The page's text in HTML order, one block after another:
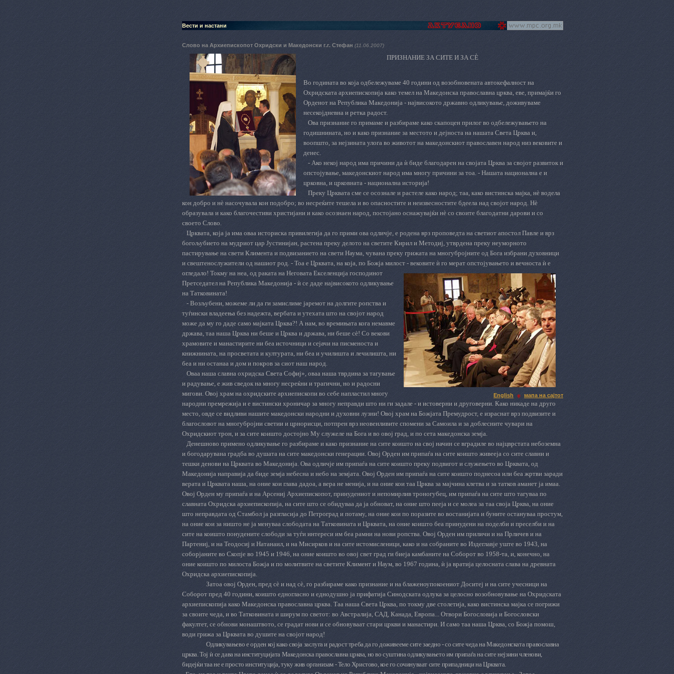
Вести и настани
Слово на Архиепископот Охридски и Македонски г.г. Стефан (11.06.2007)
ПРИЗНАНИЕ ЗА СИТЕ И ЗА СÈ
Во годината во која одбележуваме 40 години од возобновената автокефалност на
Охридската архиепископија како темел на Македонска православна црква, еве, примајќи го
Орденот на Република Македонија - највисокото државно одликување, доживуваме
несекојдневна и ретка радост.
Ова признание го примаме и разбираме како скапоцен прилог во одбележувањето на
годишнината, но и како признание за местото и дејноста на нашата Света Црква и,
воопшто, за нејзината улога во животот на македонскиот православен народ низ вековите и
денес.
- Ако некој народ има причини да ѝ биде благодарен на својата Црква за својот развиток и
опстојување, македонскиот народ има многу причини за тоа. - Нашата национална е и
црковна, и црковната - национална историја!
Преку Црквата сме се осознале и растеле како народ; таа, како вистинска мајка, нѐ водела
кон добро и нѐ насочувала кон подобро; во несреќите тешела и во опасностите и неизвесностите бдеела над својот народ. Нѐ
образувала и како благочестиви христијани и како осознаен народ, постојано оснажувајќи нѐ со своите благодатни дарови и со
своето Слово.
Црквата, која ја има оваа историска привилегија да го прими ова одличје, е родена врз проповедта на светиот апостол Павле и врз
богољубието на мудриот цар Јустинијан, растена преку делото на светите Кирил и Методиј, утврдена преку неуморното
пастирување на свети Климента и подвизанието на свети Наума, чувана преку грижата на многубројните од Бога избрани духовници
и свештенослужители од нашиот род. - Тоа е Црквата, на која, по Божја милост - вековите ѝ го мерат опстојувањето и вечноста ѝ е
огледало! Токму на неа, од раката на Неговата Екселенција господинот
Претседател на Република Македонија - ѝ се даде највисокото одликување
на Татковината!
- Возљубени, можеме ли да ги замислиме јаремот на долгите ропства и
туѓински владеења без надежта, вербата и утехата што на својот народ
може да му го даде само мајката Црква?! А нам, во времињата кога немавме
држава, таа наша Црква ни беше и Црква и држава, ни беше сѐ! Со векови
храмовите и манастирите ни беа источници и сејачи на писменоста и
книжнината, на просветата и културата, ни беа и училишта и лечилишта, ни
беа и ни останаа и дом и покров за сиот наш народ.
Оваа наша славна охридска Света Софиј», оваа наша тврдина за тагување
и радување, е жив сведок на многу несреќни и трагични, но и радосни
мигови. Овој храм на охридските архиепископи во себе напластил многу
народни премрежија и е вистински хроничар за многу неправди што ни ги задале - и истоверни и друговерни. Како никаде на друго
место, овде се видливи нашите македонски народни и духовни лузни! Овој храм на Божјата Премудрост, е израснат врз подвизите и
благословот на многубројни светии и црнорисци, потпрен врз неовенливите спомени за Самоила и за доблесните чувари на
Охридскиот трон, и за сите коишто достојно Му служеле на Бога и во овој град, и по сета македонска земја.
Денешново примено одликување го разбираме и како признание на сите коишто на свој начин се вградиле во најцврстата небоземна
и богодарувана градба во душата на сите македонски генерации. Овој Орден им припаѓа на сите коишто живееја со сите славни и
тешки денови на Црквата во Македонија. Ова одличје им припаѓа на сите коишто преку подвигот и служењето во Црквата, од
Македонија направија да биде земја небесна и небо на земјата. Овој Орден им припаѓа на сите коишто поднесоа или беа жртви заради
верата и Црквата наша, на оние кои глава дадоа, а вера не менија, и на оние кои таа Црква за мајчина клетва и за татков аманет ја имаа.
Овој Орден му припаѓа и на Арсениј Архиепископот, принудениот и непомирлив троногубец, им припаѓа на сите што тагуваа по
славната Охридска архиепископија, на сите што се обидуваа да ја обноват, на оние што пееја и се молеа за таа своја Црква, на оние
што неправдата од Стамбол ја разгласија до Петроград и потаму, на оние кои по поразите во востанијата и буните остануваа простум,
на оние кои за ништо не ја менуваа слободата на Татковината и Црквата, на оние коишто беа принудени на поделби и преселби и на
сите на коишто понудените слободи за туѓи интереси им беа рамни на нови ропства. Овој Орден им приличи и на Прличев и на
Партениј, и на Теодосиј и Натанаил, и на Мисирков и на сите истомисленици, како и на собраните во Издеглавје уште во 1943, на
соборјаните во Скопје во 1945 и 1946, на оние коишто во овој свет град ги биеја камбаните на Соборот во 1958-та, и, конечно, на
оние коишто по милоста Божја и по молитвите на светите Климент и Наум, во 1967 година, ѝ ја вратија целосната слава на древната
Охридска архиепископија.
Затоа овој Орден, пред сѐ и над сѐ, го разбираме како признание и на блаженоупокоениот Доситеј и на сите учесници на
Соборот пред 40 години, коишто едногласно и еднодушно ја прифатија Синодската одлука за целосно возобновување на Охридската
архиепископија како Македонска православна црква. Таа наша Света Црква, по токму две столетија, како вистинска мајка се погрижи
за своите чеда, и во Татковината и ширум по светот: во Австралија, САД, Канада, Европа... Отвори Богословија и Богословски
факултет, се обнови монаштвото, се градат нови и се обновуваат стари цркви и манастири. И само таа наша Црква, со Божја помош,
води грижа за Црквата во душите на својот народ!
Одликувањево е орден кој како своја заслуга и радост треба да го доживееме сите заедно - со сите чеда на Македонската право­славна
црква. Тој ѝ се дава на институцијата Македонска православна црква, но во суштина одликувањето им припаѓа на сите нејзини членови,
бидејќи таа не е просто институција, туку жив организам - Тело Христово, кое го сочинуваат сите припадници на Црквата.
English мапа на сајтот